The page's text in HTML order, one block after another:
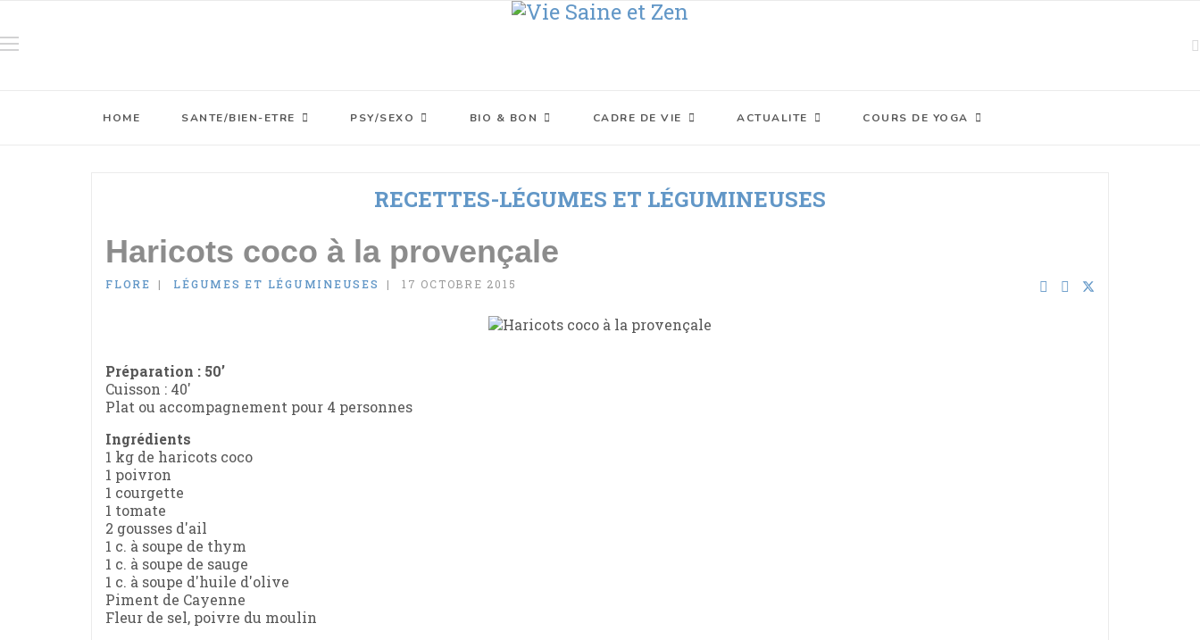
HOME SANTE/BIEN-ETRE PSY/SEXO BIO & BON CADRE DE VIE ACTUALITE COURS DE YOGA
RECETTES-LÉGUMES ET LÉGUMINEUSES
Haricots coco à la provençale
FLORE LÉGUMES ET LÉGUMINEUSES 17 OCTOBRE 2015
Préparation : 50’
Cuisson : 40'
Plat ou accompagnement pour 4 personnes
Ingrédients
1 kg de haricots coco
1 poivron
1 courgette
1 tomate
2 gousses d'ail
1 c. à soupe de thym
1 c. à soupe de sauge
1 c. à soupe d'huile d'olive
Piment de Cayenne
Fleur de sel, poivre du moulin